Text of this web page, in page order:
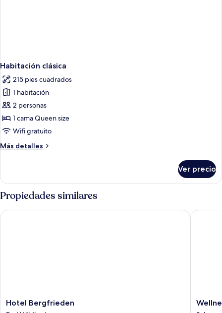
Habitación clásica
215 pies cuadrados
1 habitación
2 personas
1 cama Queen size
Wifi gratuito
Más detalles
Más
clásica
Ver precio
Propiedades similares
Hotel
Bergfrieden
Hotel Bergfrieden
Hotel Bergfrieden
Hotel